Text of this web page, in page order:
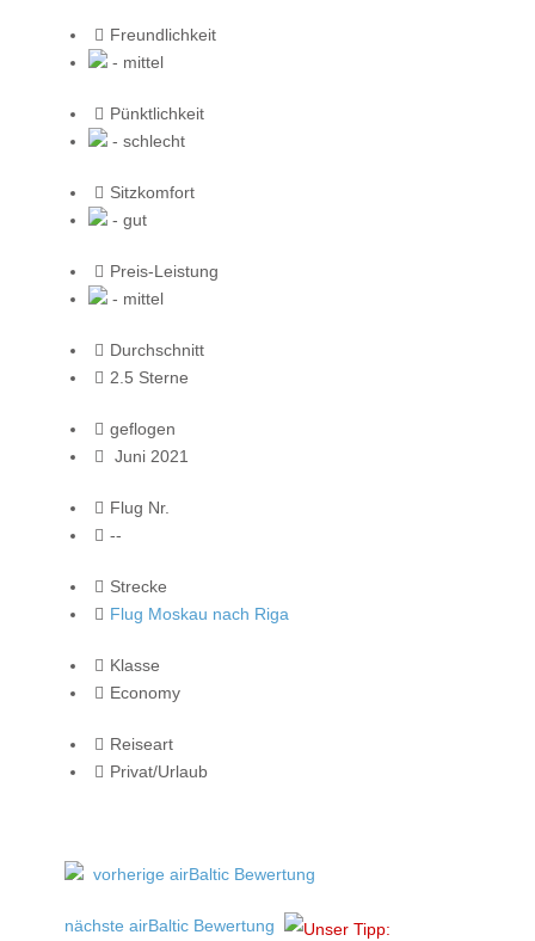
Freundlichkeit
- mittel
Pünktlichkeit
- schlecht
Sitzkomfort
- gut
Preis-Leistung
- mittel
Durchschnitt
2.5 Sterne
geflogen
Juni 2021
Flug Nr.
--
Strecke
Flug Moskau nach Riga
Klasse
Economy
Reiseart
Privat/Urlaub
vorherige airBaltic Bewertung
nächste airBaltic Bewertung Unser Tipp: